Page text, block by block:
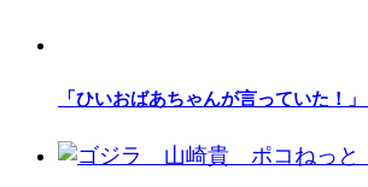
「ひいおばあちゃんが言っていた！